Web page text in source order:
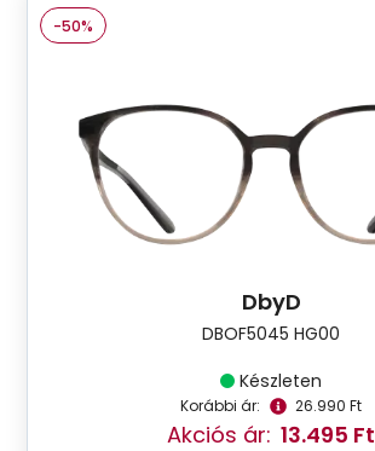
-50%
DbyD
DBOF5045 HG00
Készleten
Korábbi ár: 26.990 Ft
Akciós ár: 13.495 Ft